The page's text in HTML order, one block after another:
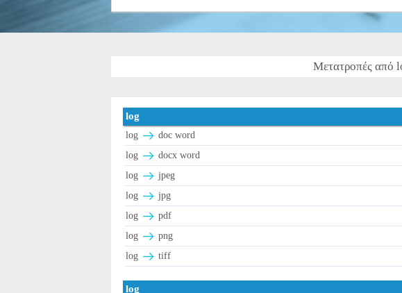
Μετατροπές από
log
log
doc word
log
docx word
log
jpeg
log
jpg
log
pdf
log
png
log
tiff
log